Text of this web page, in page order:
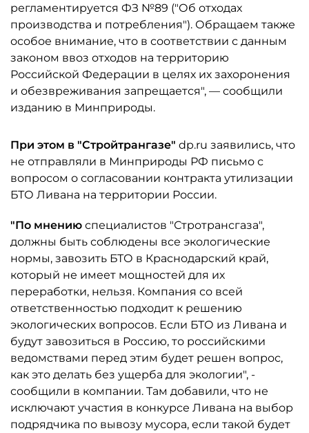
регламентируется ФЗ №89 ("Об отходах
производства и потребления"). Обращаем также
особое внимание, что в соответствии с данным
законом ввоз отходов на территорию
Российской Федерации в целях их захоронения
и обезвреживания запрещается", — сообщили
изданию в Минприроды.
При этом в "Стройтрангазе" dp.ru заявились, что
не отправляли в Минприроды РФ письмо с
вопросом о согласовании контракта утилизации
БТО Ливана на территории России.
"По мнению специалистов "Стротрансгаза",
должны быть соблюдены все экологические
нормы, завозить БТО в Краснодарский край,
который не имеет мощностей для их
переработки, нельзя. Компания со всей
ответственностью подходит к решению
экологических вопросов. Если БТО из Ливана и
будут завозиться в Россию, то российскими
ведомствами перед этим будет решен вопрос,
как это делать без ущерба для экологии", -
сообщили в компании. Там добавили, что не
исключают участия в конкурсе Ливана на выбор
подрядчика по вывозу мусора, если такой будет